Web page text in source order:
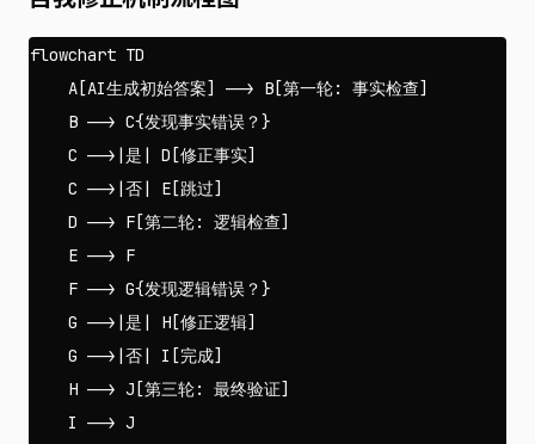
flowchart TD
    A[AI生成初始答案] --> B[第一轮: 事实检查]
    B --> C{发现事实错误？}
    C -->|是| D[修正事实]
    C -->|否| E[跳过]
    D --> F[第二轮: 逻辑检查]
    E --> F
    F --> G{发现逻辑错误？}
    G -->|是| H[修正逻辑]
    G -->|否| I[完成]
    H --> J[第三轮: 最终验证]
    I --> J